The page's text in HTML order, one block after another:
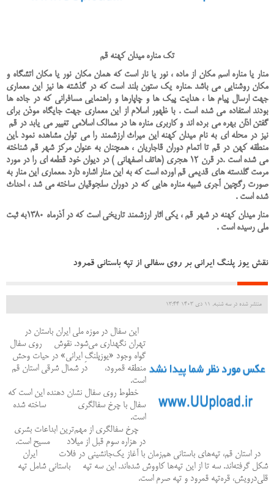
تک مناره میدان کهنه قم
منار یا مناره اسم مکان از ماده ، نور یا نار است که همان مکان نور یا مکان اتشگاه و
مکان روشنایی می باشد .مناره یک ستون بلند است که در گذشته ها نیز این معماری
جهت ارسال پیام ها ، هدایت پیک ها و چاپارها و راهنمایی مسافرانی که در جاده ها
بودند استفاده می شده است . با ظهور اسلام از این معماری جهت جایگاه موذن برای
گفتن اذان بهره می برده اند و کاربری مناره ها در ممالک اسلامی تغییر می یابد در قم
نیز در محله ای به نام میدان کهنه این میراث ارزشمند را می توان مشاهده نمود .این
منطقه کهن در قم تا اتمام دوران قاجاریان ، همچنان به عنوان مرکز شهر قم شناخته
می شده است .در قرن 12 هجری (هاتف اصفهانی ) در دیوان خود قطعه ای را در مورد
مرمت گلدسته های قدیمی قم اورده است که به این منار اشاره دارد .معماری این منار به
صورت رگچین آجری شبیه مناره هایی که در دوران سلجوقیان ساخته می شد ، احداث
شده است .
منار میدان کهنه در شهر قم ، یکی اثار ارزشمند تاریخی است که در آذرماه 1380به ثبت
ملی رسیده است .
نقش یوز پلنگ ایرانی بر روی سفالی از تپه باستانی قمرود
منتشر شده در سه شنبه, 11 دی 1403 13:44
این سفال در موزه ملی ایران باستان در
تهران نگهداری می‌شود. نقوش روی سفال
گواه وجود «یوزپلنگِ ایرانی» در حیات وحش
منطقه قمرود، در شمال شرقی استان قم
است.
خطوط روی سفال نشان دهنده این است که
سفال با چرخ سفالگری ساخته شده
است.
چرخ سفالگری از مهم‌ترین ابداعات بشری
در هزاره سوم قبل از میلاد مسیح است.
در استان قم، تپه‌های باستانی هم‌زمان با آغاز یک‌جانشینی در فلات ایران
شکل گرفته‌اند. سه تا از این تپه‌ها کاووش شده‌اند. این سه تپه باستانی شامل تپه
قلی‌درویش، قره‌تپه قمرود و تپه صرم است.